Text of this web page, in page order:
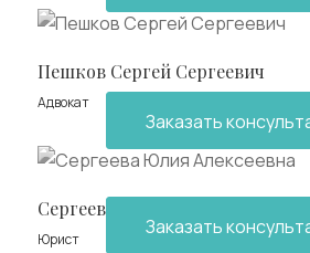
Пешков Сергей Сергеевич
Адвокат
Сергеева Юлия Алексеевна
Юрист
Заказать
Заказать